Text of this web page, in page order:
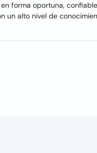
forma oportuna,
un alto nivel de